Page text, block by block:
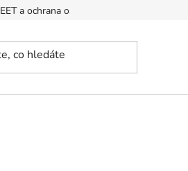
EET a ochrana osobních údajů